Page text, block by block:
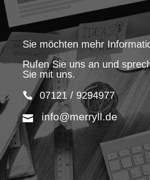
Sie möchten mehr
Rufen Sie uns an und
Sie mit uns.
07121 / 9294977
info@merryll.de